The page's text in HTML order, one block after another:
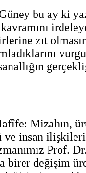
bu ay ki
zıt
Mizahın,
ve insan
Prof.
birer değişim